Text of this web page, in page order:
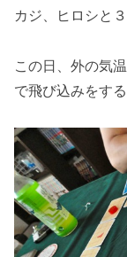
カジ、ヒロシと３
この日、外の気
で飛び込みをす